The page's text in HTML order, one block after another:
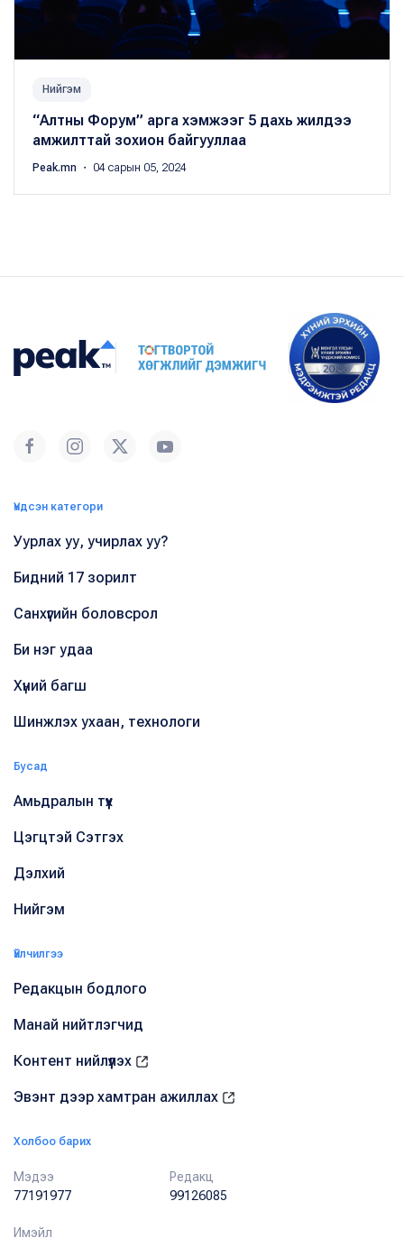
Нийгэм
“Алтны Форум” арга хэмжээг 5 дахь жилдээ
амжилттай зохион байгууллаа
Peak.mn ・ 04 сарын 05, 2024
Үндсэн категори
Уурлах уу, учирлах уу?
Бидний 17 зорилт
Санхүүгийн боловсрол
Би нэг удаа
Хүний багш
Шинжлэх ухаан, технологи
Бусад
Амьдралын түүх
Цэгцтэй Сэтгэх
Дэлхий
Нийгэм
Үйлчилгээ
Редакцын бодлого
Манай нийтлэгчид
Контент нийлүүлэх
Эвэнт дээр хамтран ажиллах
Холбоо барих
Мэдээ
77191977
Редакц
99126085
Имэйл